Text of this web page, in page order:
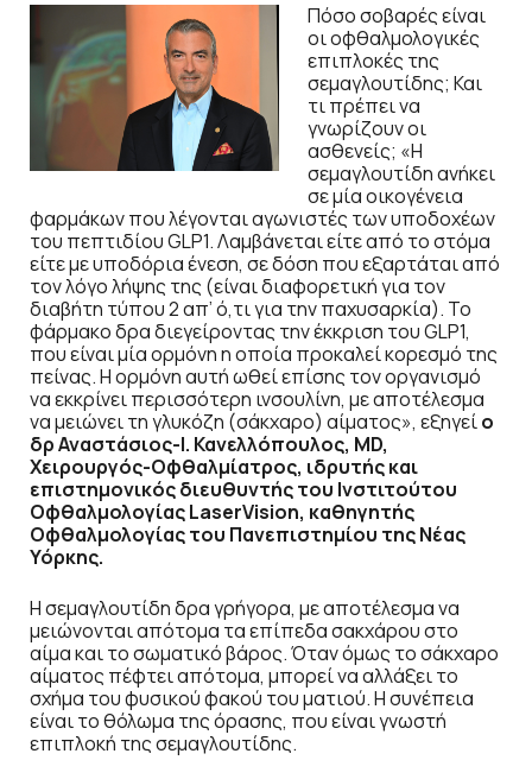
Πόσο σοβαρές είναι
οι οφθαλμολογικές
επιπλοκές της
σεμαγλουτίδης; Και
τι πρέπει να
γνωρίζουν οι
ασθενείς; «Η
σεμαγλουτίδη ανήκει
σε μία οικογένεια
φαρμάκων που λέγονται αγωνιστές των υποδοχέων
του πεπτιδίου GLP1. Λαμβάνεται είτε από το στόμα
είτε με υποδόρια ένεση, σε δόση που εξαρτάται από
τον λόγο λήψης της (είναι διαφορετική για τον
διαβήτη τύπου 2 απ’ ό,τι για την παχυσαρκία). Το
φάρμακο δρα διεγείροντας την έκκριση του GLP1,
που είναι μία ορμόνη η οποία προκαλεί κορεσμό της
πείνας. Η ορμόνη αυτή ωθεί επίσης τον οργανισμό
να εκκρίνει περισσότερη ινσουλίνη, με αποτέλεσμα
να μειώνει τη γλυκόζη (σάκχαρο) αίματος», εξηγείο
δρ Αναστάσιος-Ι. Κανελλόπουλος, MD,
Χειρουργός-Οφθαλμίατρος, ιδρυτής και
επιστημονικός διευθυντής του Ινστιτούτου
Οφθαλμολογίας LaserVision, καθηγητής
Οφθαλμολογίας του Πανεπιστημίου της Νέας
Υόρκης.
Η σεμαγλουτίδη δρα γρήγορα, με αποτέλεσμα να
μειώνονται απότομα τα επίπεδα σακχάρου στο
αίμα και το σωματικό βάρος. Όταν όμως το σάκχαρο
αίματος πέφτει απότομα, μπορεί να αλλάξει το
σχήμα του φυσικού φακού του ματιού. Η συνέπεια
είναι το θόλωμα της όρασης, που είναι γνωστή
επιπλοκή της σεμαγλουτίδης.